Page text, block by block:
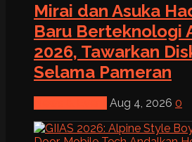
Mirai dan Asuka
Baru Berteknologi
2026, Tawarkan
Selama Pameran
Aug 4, 2026 0